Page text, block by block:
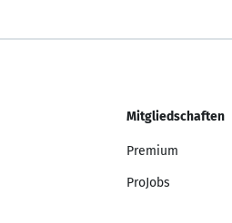
Mitgliedschaften
Premium
ProJobs